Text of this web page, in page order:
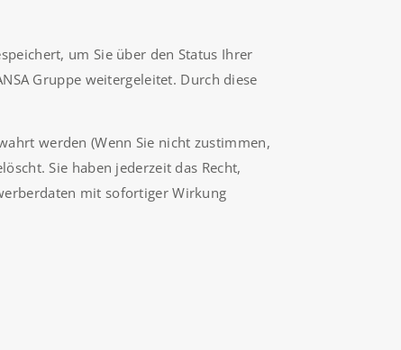
um Sie über den Status Ihrer
Gruppe weitergeleitet. Durch diese
werden (Wenn Sie nicht zustimmen,
Sie haben jederzeit das Recht,
mit sofortiger Wirkung